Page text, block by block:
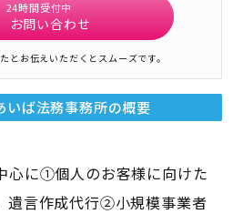
24時間受付中
お問い合わせ
とお伝えいただくとスムーズです。
いば法務事務所の概要
心に①個人のお客様に向けた
遺言作成代行②小規模事業者